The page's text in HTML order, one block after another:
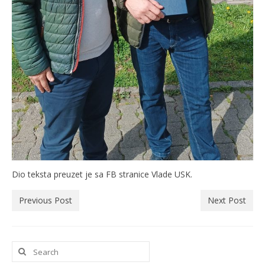
Dio teksta preuzet je sa FB stranice Vlade USK.
Previous Post Next Post
Search
for: